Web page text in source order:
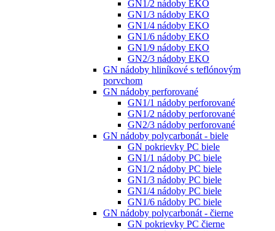
GN1/2 nádoby EKO
GN1/3 nádoby EKO
GN1/4 nádoby EKO
GN1/6 nádoby EKO
GN1/9 nádoby EKO
GN2/3 nádoby EKO
GN nádoby hliníkové s teflónovým
porvchom
GN nádoby perforované
GN1/1 nádoby perforované
GN1/2 nádoby perforované
GN2/3 nádoby perforované
GN nádoby polycarbonát - biele
GN pokrievky PC biele
GN1/1 nádoby PC biele
GN1/2 nádoby PC biele
GN1/3 nádoby PC biele
GN1/4 nádoby PC biele
GN1/6 nádoby PC biele
GN nádoby polycarbonát - čierne
GN pokrievky PC čierne